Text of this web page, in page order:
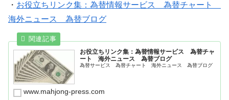
・ お役立ちリンク集：為替情報サービス 為替チャート
海外ニュース 為替ブログ
お役立ちリンク集：為替情報サービス 為替チャ
ート 海外ニュース 為替ブログ
為替サービス 為替チャート 海外ニュース 為替ブログ
www.mahjong-press.com